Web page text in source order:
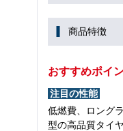
商品特徴
おすすめポイ
注目の性能
低燃費、ロング
型の高品質タイ